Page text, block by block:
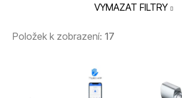
VYMAZAT FILTRY
Položek k zobrazení: 17